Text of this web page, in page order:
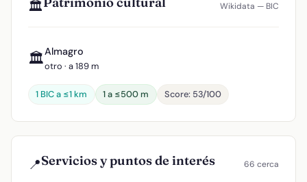
🏛️ Wikidata — BIC
🏛️Almagro
otro · a 189 m
1 BIC a ≤1 km 1 a ≤500 m Score: 53/100
📍Servicios y puntos de interés 66 cerca